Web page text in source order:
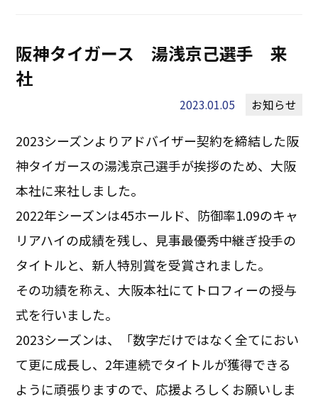
阪神タイガース 湯浅京己選手 来
社
2023.01.05 お知らせ
2023シーズンよりアドバイザー契約を締結した阪
神タイガースの湯浅京己選手が挨拶のため、大阪
本社に来社しました。
2022年シーズンは45ホールド、防御率1.09のキャ
リアハイの成績を残し、見事最優秀中継ぎ投手の
タイトルと、新人特別賞を受賞されました。
その功績を称え、大阪本社にてトロフィーの授与
式を行いました。
2023シーズンは、「数字だけではなく全てにおい
て更に成長し、2年連続でタイトルが獲得できる
ように頑張りますので、応援よろしくお願いしま